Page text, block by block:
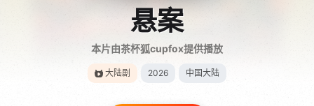
悬案
本片由茶杯狐cupfox提供播放
大陆剧 2026 中国大陆